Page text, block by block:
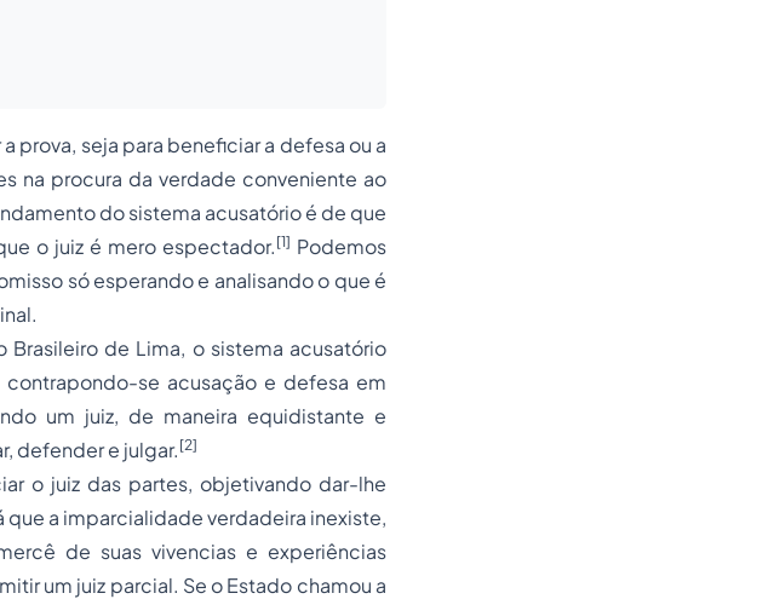
prova, seja para beneficiar a defesa ou a
na procura da verdade conveniente ao
do sistema acusatório é de que
o juiz é mero espectador.[1] Podemos
só esperando e analisando o que é
Brasileiro de Lima, o sistema acusatório
se acusação e defesa em
um juiz, de maneira equidistante e
defender e julgar.[2]
o juiz das partes, objetivando dar-lhe
a imparcialidade verdadeira inexiste,
de suas vivencias e experiências
um juiz parcial. Se o Estado chamou a